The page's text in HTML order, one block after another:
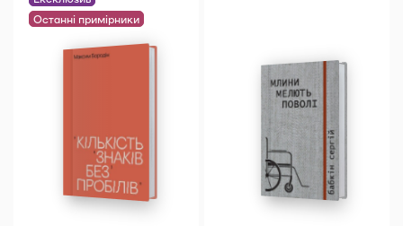
Марко Черемшина
Онуфрій Манчук
Останні примірники